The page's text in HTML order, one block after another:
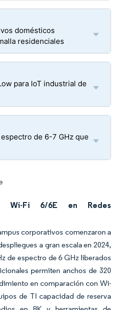
domésticos
residenciales
para IoT industrial de
de 6-7 GHz que
Wi-Fi 6/6E en Redes
corporativos comenzaron a
a gran escala en 2024,
de espectro de 6 GHz liberados
permiten anchos de 320
en comparación con Wi-
de TI capacidad de reserva